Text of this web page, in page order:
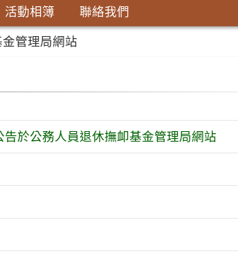
活動相簿 聯絡我們
管理局網站
於公務人員退休撫卹基金管理局網站